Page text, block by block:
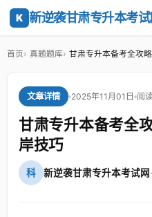
K 新逆袭甘肃专升本考试
首页 真题题库 甘肃专升本备考全攻
文章详情 2025年11月01日 阅
甘肃专升本备考全
岸技巧
科 新逆袭甘肃专升本考试网·